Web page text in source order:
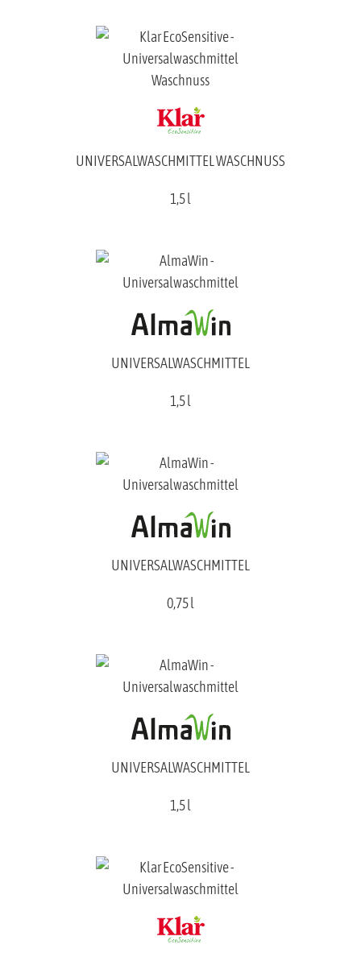
UNIVERSALWASCHMITTEL WASCHNUSS
1,5 l
UNIVERSALWASCHMITTEL
1,5 l
UNIVERSALWASCHMITTEL
0,75 l
UNIVERSALWASCHMITTEL
1,5 l